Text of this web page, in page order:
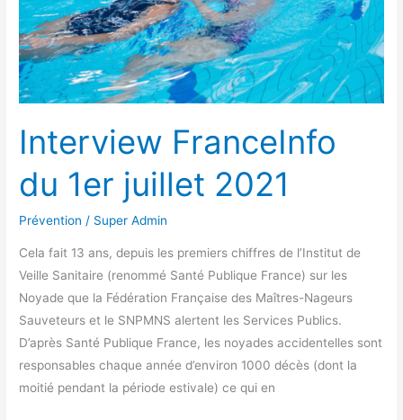
Interview FranceInfo
du 1er juillet 2021
Prévention / Super Admin
Cela fait 13 ans, depuis les premiers chiffres de l’Institut de
Veille Sanitaire (renommé Santé Publique France) sur les
Noyade que la Fédération Française des Maîtres-Nageurs
Sauveteurs et le SNPMNS alertent les Services Publics.
D’après Santé Publique France, les noyades accidentelles sont
responsables chaque année d’environ 1000 décès (dont la
moitié pendant la période estivale) ce qui en